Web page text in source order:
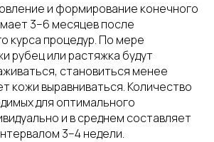
и формирование конечного
3–6 месяцев после
курса процедур. По мере
рубец или растяжка будут
становиться менее
кожи выравниваться. Количество
для оптимального
и в среднем составляет
3–4 недели.